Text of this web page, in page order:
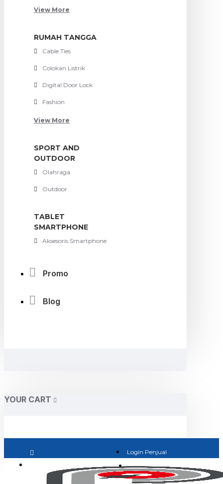
View More
RUMAH TANGGA
Cable Ties
Colokan Listrik
Digital Door Lock
Fashion
View More
SPORT AND
OUTDOOR
Olahraga
Outdoor
TABLET
SMARTPHONE
Aksesoris Smartphone
Promo
Blog
YOUR CART
Login Penjual
Jadi Penjual